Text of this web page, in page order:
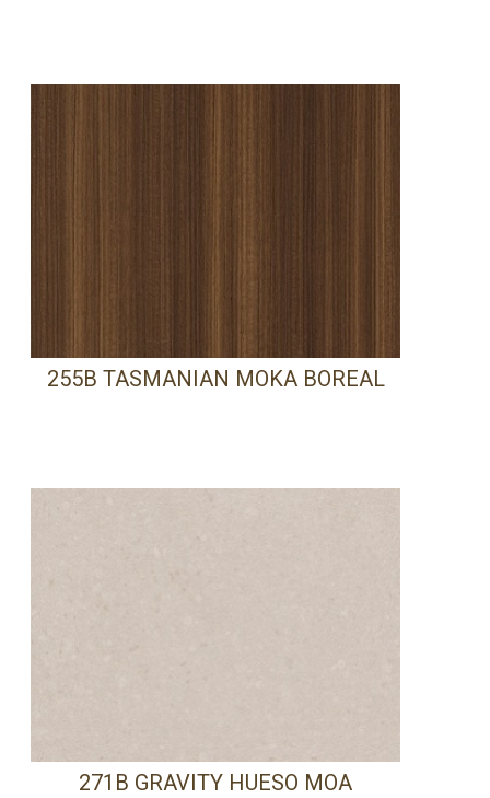
255B TASMANIAN MOKA BOREAL
271B GRAVITY HUESO MOA